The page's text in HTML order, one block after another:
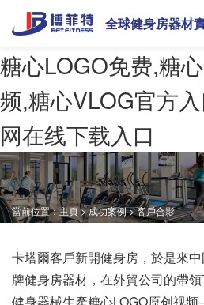
糖心LOGO免费,糖
频,糖心VLOG官方
网在线下载入口
全球健身房器材
當前位置：主頁>成功案例>客戶合影
卡塔爾客戶新開健身房，於是來
牌健身房器材，在外貿公司的帶